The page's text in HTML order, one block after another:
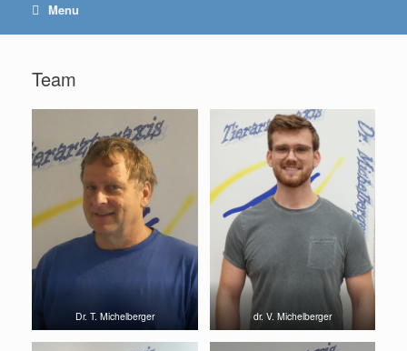
Menu
Team
Dr. T. Michelberger dr. V. Michelberger